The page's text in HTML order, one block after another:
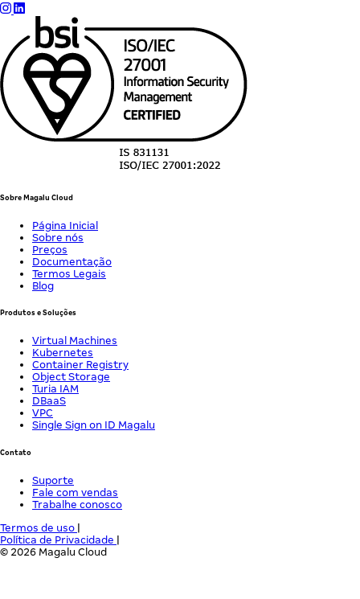
Sobre Magalu Cloud
Página Inicial
Sobre nós
Preços
Documentação
Termos Legais
Blog
Produtos e Soluções
Virtual Machines
Kubernetes
Container Registry
Object Storage
Turia IAM
DBaaS
VPC
Single Sign on ID Magalu
Contato
Suporte
Fale com vendas
Trabalhe conosco
Termos de uso
Política de Privacidade
© 2026 Magalu Cloud